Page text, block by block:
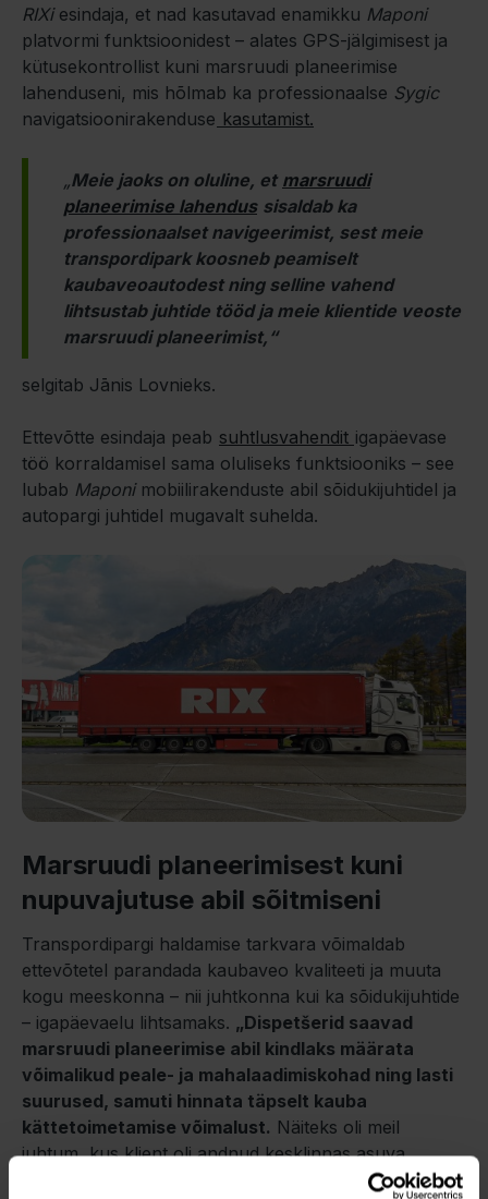
RIXiesindaja, et nad kasutavad enamikku Maponi
platvormi funktsioonidest – alates GPS-jälgimisest ja
kütusekontrollist kuni marsruudi planeerimise
lahenduseni, mis hõlmab ka professionaalse Sygic
navigatsioonirakenduse kasutamist.
„Meie jaoks on oluline, et marsruudi
planeerimise lahendus sisaldab ka
professionaalset navigeerimist, sest meie
transpordipark koosneb peamiselt
kaubaveoautodest ning selline vahend
lihtsustab juhtide tööd ja meie klientide veoste
marsruudi planeerimist,“
selgitab Jānis Lovnieks.
Ettevõtte esindaja peab suhtlusvahendit igapäevase
töö korraldamisel sama oluliseks funktsiooniks – see
lubab Maponi mobiilirakenduste abil sõidukijuhtidel ja
autopargi juhtidel mugavalt suhelda.
Marsruudi planeerimisest kuni
nupuvajutuse abil sõitmiseni
Transpordipargi haldamise tarkvara võimaldab
ettevõtetel parandada kaubaveo kvaliteeti ja muuta
kogu meeskonna – nii juhtkonna kui ka sõidukijuhtide
– igapäevaelu lihtsamaks. „Dispetšerid saavad
marsruudi planeerimise abil kindlaks määrata
võimalikud peale- ja mahalaadimiskohad ning lasti
suurused, samuti hinnata täpselt kauba
kättetoimetamise võimalust. Näiteks oli meil
juhtum, kus klient oli andnud kesklinnas asuva
tarneaadressi, kuhu veok ligi ei pääse. Tänu